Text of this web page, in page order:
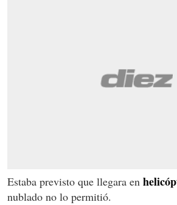
Estaba previsto que llegara en
nublado no lo permitió.